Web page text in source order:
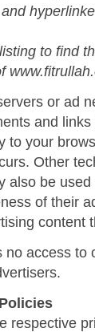
to find
or ad
and
to your
Other
also be
of their
content
no access
respective